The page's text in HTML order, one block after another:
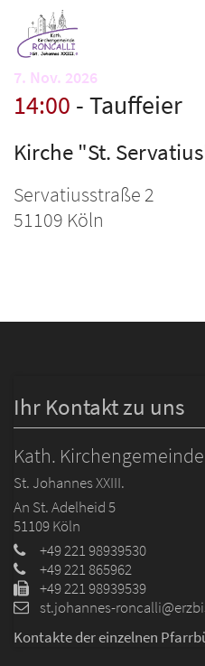
Zum Inhalt springen
7. Nov. 2026
14:00 Tauffeier
Kirche "St.
Servatiusstraße 2
51109 Köln
Ihr Kontakt zu uns
Kath. Kirchengemeinde
St. Johannes XXIII.
An St. Adelheid 5
51109Köln
+49 221 98939530
+49 221 865962
+49 221 98939539
st.johannes-
Kontakte der einzelnen